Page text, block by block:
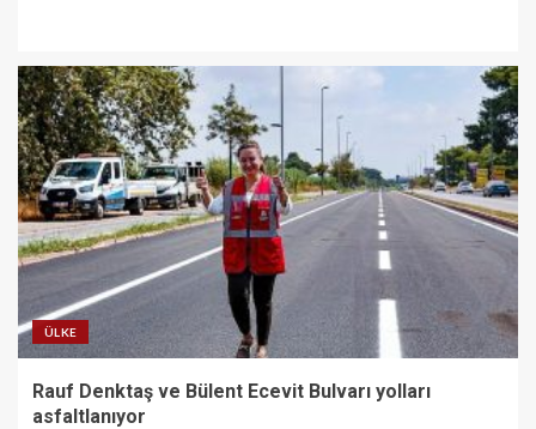
ÜLKE
Rauf Denktaş ve Bülent Ecevit Bulvarı yolları
asfaltlanıyor